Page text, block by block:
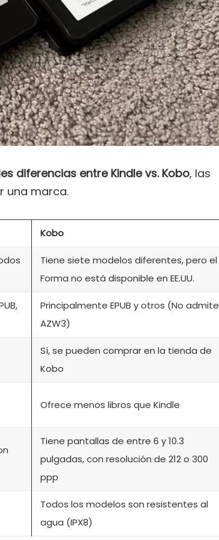
diferencias entre Kindle vs. Kobo, las
una marca.
Kobo
Tiene siete modelos diferentes, pero el
Forma no está disponible en EE.UU.
Principalmente EPUB y otros (No admite
AZW3)
Sí, se pueden comprar en la tienda de
Kobo
Ofrece menos libros que Kindle
Tiene pantallas de entre 6 y 10.3
pulgadas, con resolución de 212 o 300
ppp
Todos los modelos son resistentes al
agua (IPX8)